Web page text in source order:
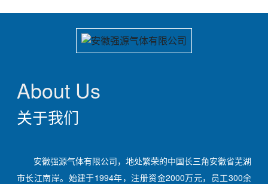
About Us
关于我们
安徽强源气体有限公司，地处繁荣的中国长三角安徽省芜湖
市长江南岸。始建于1994年，注册资金2000万元，员工300余